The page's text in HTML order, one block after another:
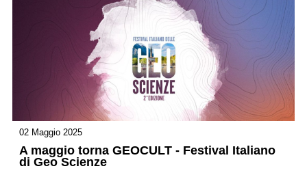
02 Maggio 2025
A maggio torna GEOCULT - Festival Italiano
di Geo Scienze